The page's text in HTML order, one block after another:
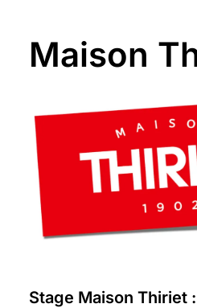
Maison
Stage Maison Thiriet